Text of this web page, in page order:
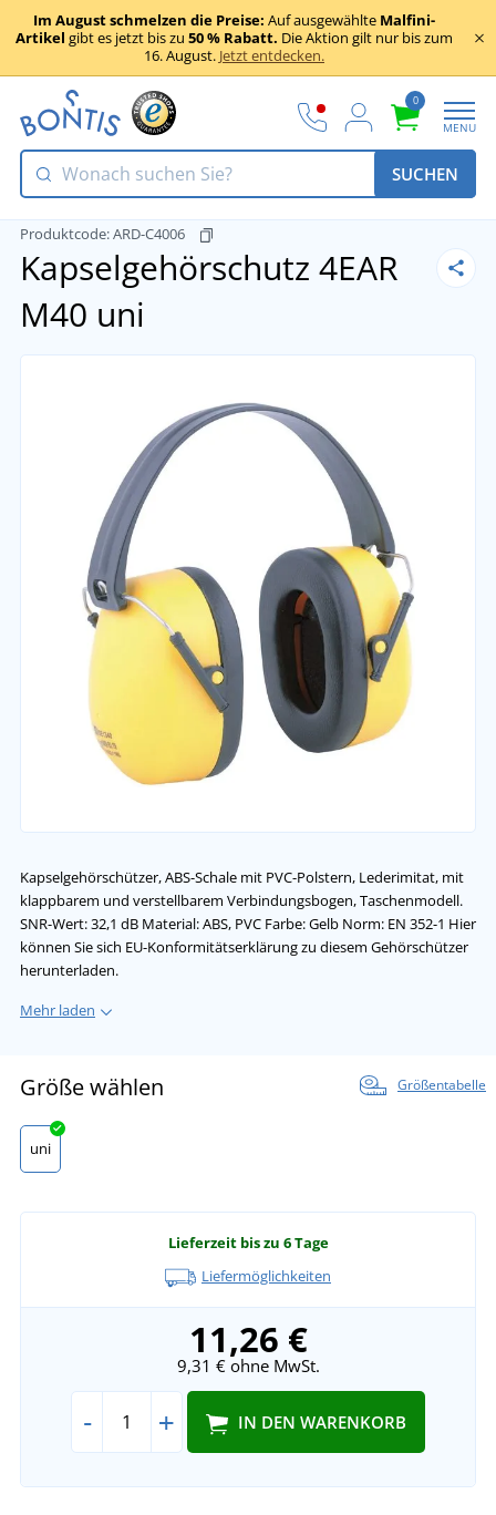
Im August schmelzen die Preise: Auf ausgewählte Malfini-
Artikel gibt es jetzt bis zu 50 % Rabatt. Die Aktion gilt nur bis zum
16. August. Jetzt entdecken.
0
MENU
SUCHEN
Produktcode:ARD-C4006
Kapselgehörschutz 4EAR
M40 uni
Kapselgehörschützer, ABS-Schale mit PVC-Polstern, Lederimitat, mit
klappbarem und verstellbarem Verbindungsbogen, Taschenmodell.
SNR-Wert: 32,1 dB Material: ABS, PVC Farbe: Gelb Norm: EN 352-1 Hier
können Sie sich EU-Konformitätserklärung zu diesem Gehörschützer
herunterladen.
Mehr laden
Größe wählen Größentabelle
uni
Lieferzeit bis zu 6 Tage
Liefermöglichkeiten
11,26 €
9,31 €ohne MwSt.
- + IN DEN WARENKORB